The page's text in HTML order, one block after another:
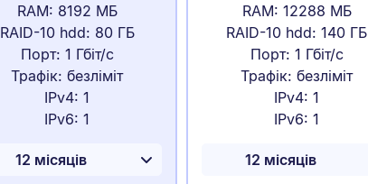
RAM: 8192 МБ
RAID-10 hdd: 80 ГБ
Порт: 1 Гбіт/с
Трафік: безліміт
IPv4: 1
IPv6: 1
RAM: 12288 МБ
RAID-10 hdd: 140 ГБ
Порт: 1 Гбіт/с
Трафік: безліміт
IPv4: 1
IPv6: 1